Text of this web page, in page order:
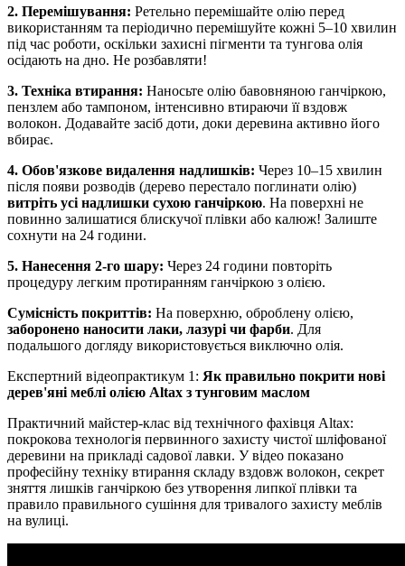
2. Перемішування: Ретельно перемішайте олію перед
використанням та періодично перемішуйте кожні 5–10 хвилин
під час роботи, оскільки захисні пігменти та тунгова олія
осідають на дно. Не розбавляти!
3. Техніка втирання: Наносьте олію бавовняною ганчіркою,
пензлем або тампоном, інтенсивно втираючи її вздовж
волокон. Додавайте засіб доти, доки деревина активно його
вбирає.
4. Обов'язкове видалення надлишків: Через 10–15 хвилин
після появи розводів (дерево перестало поглинати олію)
витріть усі надлишки сухою ганчіркою. На поверхні не
повинно залишатися блискучої плівки або калюж! Залиште
сохнути на 24 години.
5. Нанесення 2-го шару: Через 24 години повторіть
процедуру легким протиранням ганчіркою з олією.
Сумісність покриттів: На поверхню, оброблену олією,
заборонено наносити лаки, лазурі чи фарби. Для
подальшого догляду використовується виключно олія.
Експертний відеопрактикум 1: Як правильно покрити нові
дерев'яні меблі олією Altax з тунговим маслом
Практичний майстер-клас від технічного фахівця Altax:
покрокова технологія первинного захисту чистої шліфованої
деревини на прикладі садової лавки. У відео показано
професійну техніку втирання складу вздовж волокон, секрет
зняття лишків ганчіркою без утворення липкої плівки та
правило правильного сушіння для тривалого захисту меблів
на вулиці.